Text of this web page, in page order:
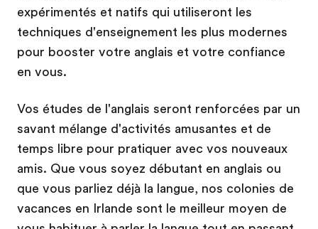
expérimentés et natifs qui utiliseront les
techniques d'enseignement les plus modernes
pour booster votre anglais et votre confiance
en vous.
Vos études de l'anglais seront renforcées par un
savant mélange d'activités amusantes et de
temps libre pour pratiquer avec vos nouveaux
amis. Que vous soyez débutant en anglais ou
que vous parliez déjà la langue, nos colonies de
vacances en Irlande sont le meilleur moyen de